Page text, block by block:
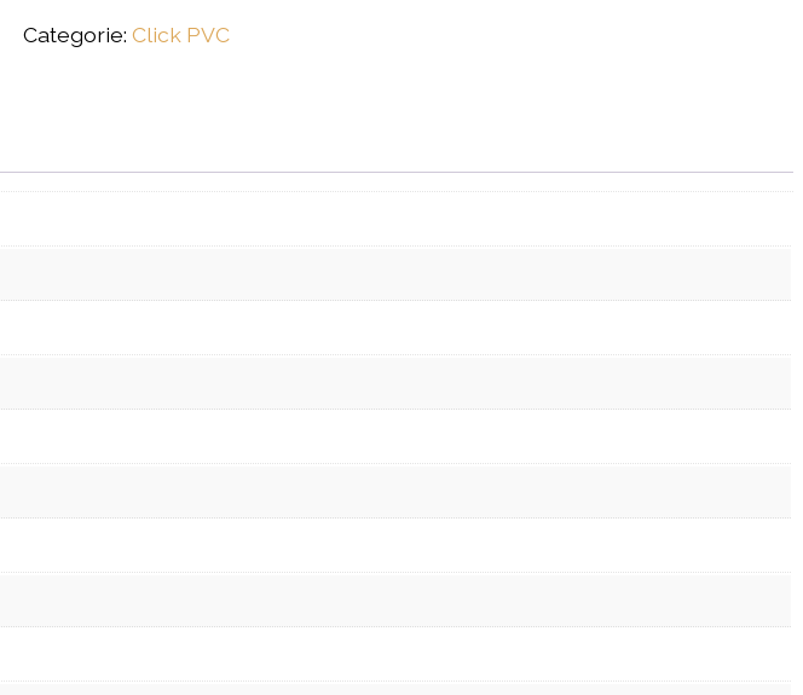
Categorie: Click PVC